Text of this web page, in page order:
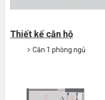
Thiết kế căn hộ
Căn 1 phòng ngủ